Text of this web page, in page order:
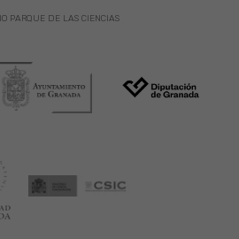
PARQUE DE LAS CIENCIAS